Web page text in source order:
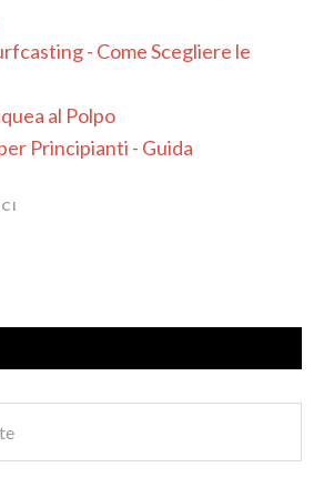
- Come Scegliere le
al Polpo
Principianti - Guida